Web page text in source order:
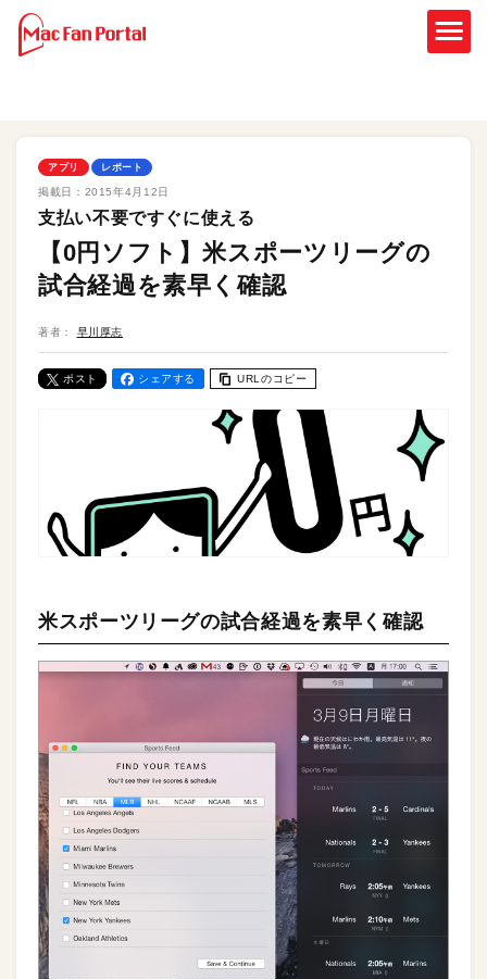
アプリ レポート
掲載日： 2015年4月12日
支払い不要ですぐに使える
【0円ソフト】米スポーツリーグの
試合経過を素早く確認
著者： 早川厚志
ポスト シェアする URLのコピー
米スポーツリーグの試合経過を素早く確認